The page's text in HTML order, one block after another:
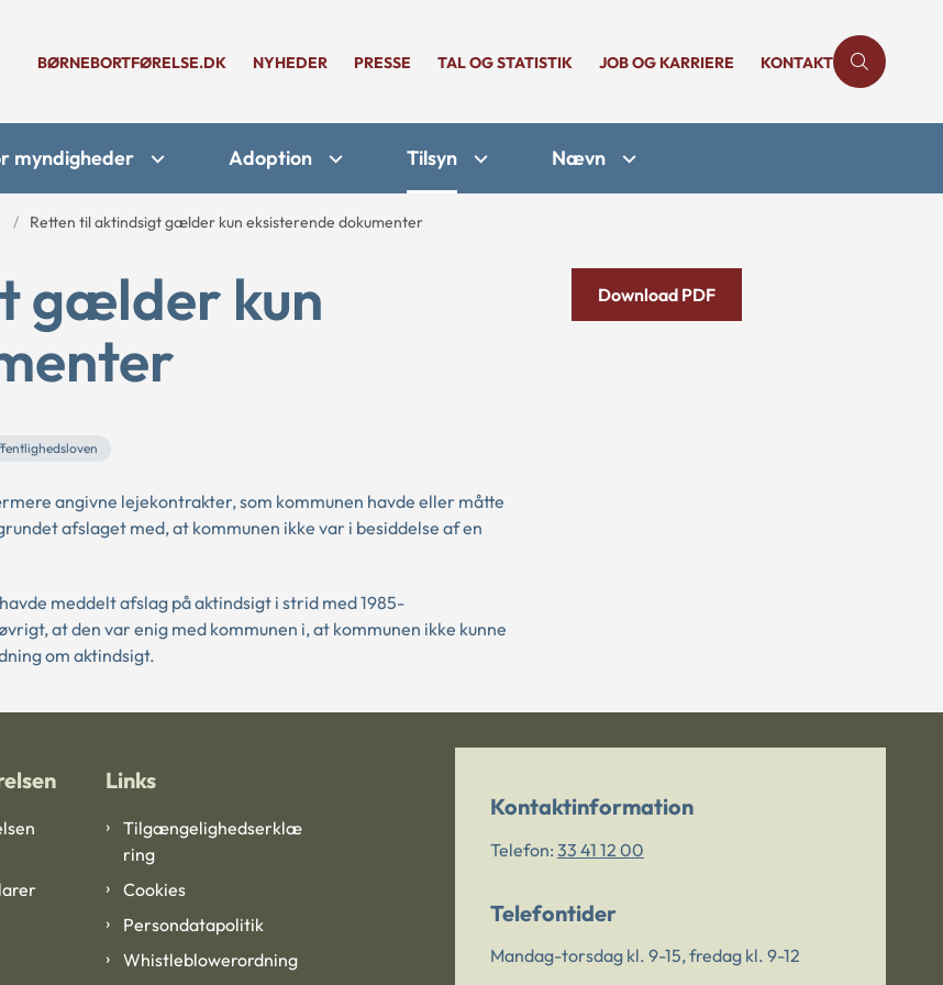
BØRNEBORTFØRELSE.DK NYHEDER PRESSE TAL OG STATISTIK JOB OG KARRIERE KONTAKT
myndigheder Adoption Tilsyn Nævn
Retten til aktindsigt gælder kun eksisterende dokumenter
gælder kun
angivne lejekontrakter, som kommunen havde eller måtte
afslaget med, at kommunen ikke var i besiddelse af en
meddelt afslag på aktindsigt i strid med 1985-
at den var enig med kommunen i, at kommunen ikke kunne
om aktindsigt.
Download PDF
Links
Tilgængelighedserklæ
ring
Cookies
Persondatapolitik
Whistleblowerordning
Kontaktinformation
Telefon: 33 41 12 00
Telefontider
Mandag-torsdag kl. 9-15, fredag kl. 9-12